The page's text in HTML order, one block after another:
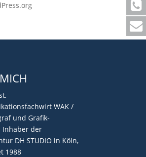
WAK /
und Grafik-
Inhaber der
DH STUDIO in Köln,
1988